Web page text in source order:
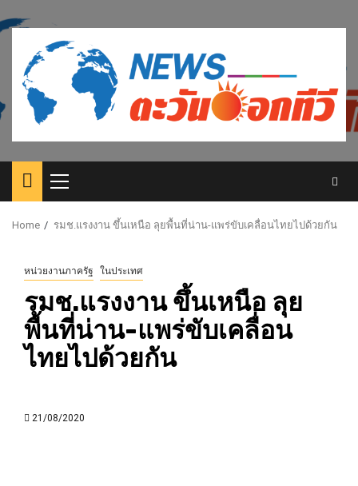
to
content
Primary
Menu
Home รมช.แรงงาน ขึ้นเหนือ ลุยพื้นที่น่าน-แพร่ขับเคลื่อนไทยไปด้วยกัน
หน่วยงานภาครัฐ ในประเทศ
รมช.แรงงาน ขึ้นเหนือ ลุย
พื้นที่น่าน-แพร่ขับเคลื่อน
ไทยไปด้วยกัน
21/08/2020